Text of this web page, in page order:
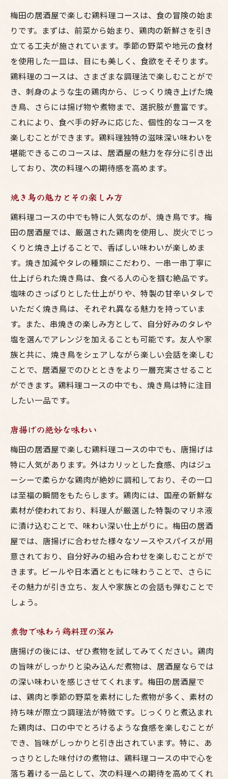
梅田の居酒屋で楽しむ鶏料理コースは、食の冒険の始ま
りです。まずは、前菜から始まり、鶏肉の新鮮さを引き
立てる工夫が施されています。季節の野菜や地元の食材
を使用した一皿は、目にも美しく、食欲をそそります。
鶏料理のコースは、さまざまな調理法で楽しむことがで
き、刺身のような生の鶏肉から、じっくり焼き上げた焼
き鳥、さらには揚げ物や煮物まで、選択肢が豊富です。
これにより、食べ手の好みに応じた、個性的なコースを
楽しむことができます。鶏料理独特の滋味深い味わいを
堪能できるこのコースは、居酒屋の魅力を存分に引き出
しており、次の料理への期待感を高めます。
焼き鳥の魅力とその楽しみ方
鶏料理コースの中でも特に人気なのが、焼き鳥です。梅
田の居酒屋では、厳選された鶏肉を使用し、炭火でじっ
くりと焼き上げることで、香ばしい味わいが楽しめま
す。焼き加減やタレの種類にこだわり、一串一串丁寧に
仕上げられた焼き鳥は、食べる人の心を掴む絶品です。
塩味のさっぱりとした仕上がりや、特製の甘辛いタレで
いただく焼き鳥は、それぞれ異なる魅力を持っていま
す。また、串焼きの楽しみ方として、自分好みのタレや
塩を選んでアレンジを加えることも可能です。友人や家
族と共に、焼き鳥をシェアしながら楽しい会話を楽しむ
ことで、居酒屋でのひとときをより一層充実させること
ができます。鶏料理コースの中でも、焼き鳥は特に注目
したい一品です。
唐揚げの絶妙な味わい
梅田の居酒屋で楽しむ鶏料理コースの中でも、唐揚げは
特に人気があります。外はカリッとした食感、内はジュ
ーシーで柔らかな鶏肉が絶妙に調和しており、その一口
は至福の瞬間をもたらします。鶏肉には、国産の新鮮な
素材が使われており、料理人が厳選した特製のマリネ液
に漬け込むことで、味わい深い仕上がりに。梅田の居酒
屋では、唐揚げに合わせた様々なソースやスパイスが用
意されており、自分好みの組み合わせを楽しむことがで
きます。ビールや日本酒とともに味わうことで、さらに
その魅力が引き立ち、友人や家族との会話も弾むことで
しょう。
煮物で味わう鶏料理の深み
唐揚げの後には、ぜひ煮物を試してみてください。鶏肉
の旨味がしっかりと染み込んだ煮物は、居酒屋ならでは
の深い味わいを感じさせてくれます。梅田の居酒屋で
は、鶏肉と季節の野菜を素材にした煮物が多く、素材の
持ち味が際立つ調理法が特徴です。じっくりと煮込まれ
た鶏肉は、口の中でとろけるような食感を楽しむことが
でき、旨味がしっかりと引き出されています。特に、あ
っさりとした味付けの煮物は、鶏料理コースの中で心を
落ち着ける一品として、次の料理への期待を高めてくれ